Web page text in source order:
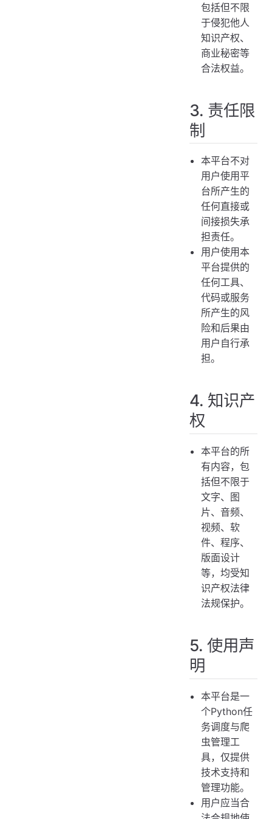
包括但不限
于侵犯他人
知识产权、
商业秘密等
合法权益。
3. 责任限
制
本平台不对
用户使用平
台所产生的
任何直接或
间接损失承
担责任。
用户使用本
平台提供的
任何工具、
代码或服务
所产生的风
险和后果由
用户自行承
担。
4. 知识产
权
本平台的所
有内容，包
括但不限于
文字、图
片、音频、
视频、软
件、程序、
版面设计
等，均受知
识产权法律
法规保护。
5. 使用声
明
本平台是一
个Python任
务调度与爬
虫管理工
具，仅提供
技术支持和
管理功能。
用户应当合